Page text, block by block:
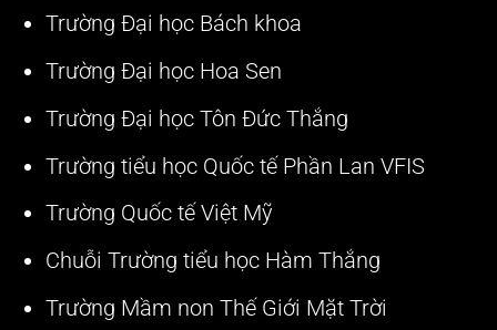
Trường Đại học Bách khoa
Trường Đại học Hoa Sen
Trường Đại học Tôn Đức Thắng
Trường tiểu học Quốc tế Phần Lan VFIS
Trường Quốc tế Việt Mỹ
Chuỗi Trường tiểu học Hàm Thắng
Trường Mầm non Thế Giới Mặt Trời